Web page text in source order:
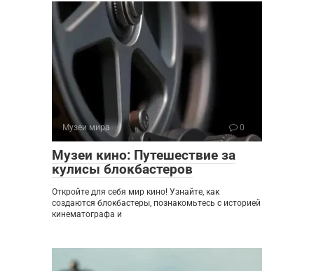
Музеи мира 0
Музеи кино: Путешествие за
кулисы блокбастеров
Откройте для себя мир кино! Узнайте, как
создаются блокбастеры, познакомьтесь с историей
кинематографа и